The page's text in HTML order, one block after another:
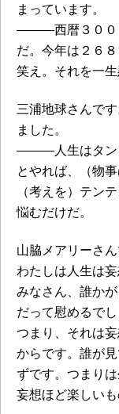
まっています。
―――西暦３００
だ。今年は２６
笑え。それを一
三浦地球さんで
ました。
―――人生はタン
とやれば、（物
（考えを）テン
悩むだけだ。
山脇メアリーさ
わたしは人生は
みなさん、誰か
だって慰めるでし
つまり、それは
からです。誰が
ずです。つまり
妄想ほど楽しいも